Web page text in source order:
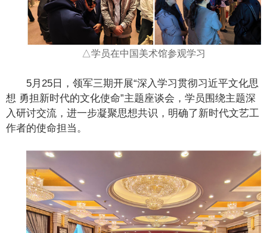
△学员在中国美术馆参观学习
5月25日，领军三期开展“深入学习贯彻习近平文化思
想 勇担新时代的文化使命”主题座谈会，学员围绕主题深
入研讨交流，进一步凝聚思想共识，明确了新时代文艺工
作者的使命担当。